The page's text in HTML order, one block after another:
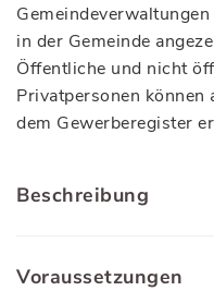
in der Gemeinde
Öffentliche und nicht
Privatpersonen können
dem Gewerberegister
Beschreibung
Voraussetzungen